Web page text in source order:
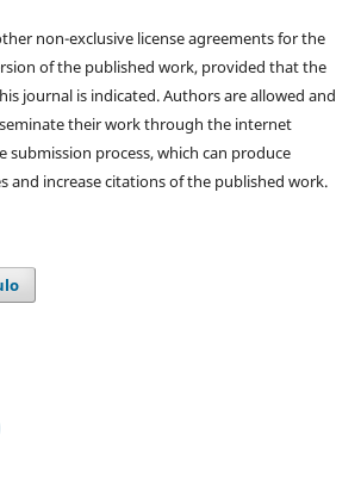
non-exclusive license agreements for the
of the published work, provided that the
journal is indicated. Authors are allowed and
their work through the internet
submission process, which can produce
and increase citations of the published work.